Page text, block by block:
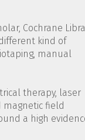
Cochrane
kind of
manual
therapy, laser
magnetic field
a high